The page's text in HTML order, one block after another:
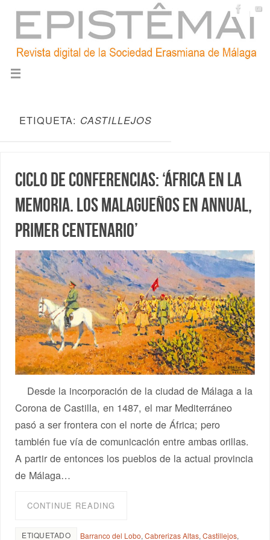
ETIQUETA: CASTILLEJOS
Ciclo de conferencias: ‘África en la
memoria. Los malagueños en Annual,
primer centenario’
Desde la incorporación de la ciudad de Málaga a la
Corona de Castilla, en 1487, el mar Mediterráneo
pasó a ser frontera con el norte de África; pero
también fue vía de comunicación entre ambas orillas.
A partir de entonces los pueblos de la actual provincia
de Málaga…
CONTINUE READING
ETIQUETADO Barranco del Lobo,Cabrerizas Altas,Castillejos,